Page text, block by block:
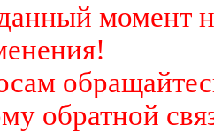
момент
обратной